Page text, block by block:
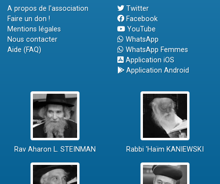
A propos de l'association
Faire un don !
Mentions légales
Nous contacter
Aide (FAQ)
Twitter
Facebook
YouTube
WhatsApp
WhatsApp Femmes
Application iOS
Application Android
Rav Aharon L. STEINMAN Rabbi 'Haïm KANIEWSKI